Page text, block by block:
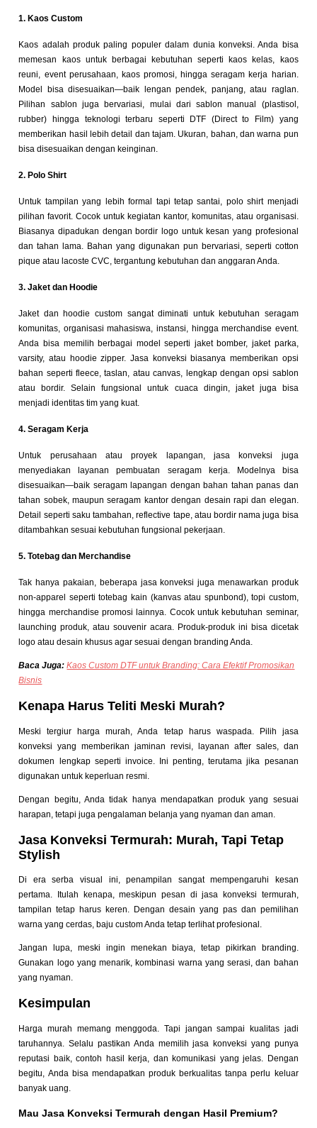
1. Kaos Custom
Kaos adalah produk paling populer dalam dunia konveksi. Anda bisa
memesan kaos untuk berbagai kebutuhan seperti kaos kelas, kaos
reuni, event perusahaan, kaos promosi, hingga seragam kerja harian.
Model bisa disesuaikan—baik lengan pendek, panjang, atau raglan.
Pilihan sablon juga bervariasi, mulai dari sablon manual (plastisol,
rubber) hingga teknologi terbaru seperti DTF (Direct to Film) yang
memberikan hasil lebih detail dan tajam. Ukuran, bahan, dan warna pun
bisa disesuaikan dengan keinginan.
2. Polo Shirt
Untuk tampilan yang lebih formal tapi tetap santai, polo shirt menjadi
pilihan favorit. Cocok untuk kegiatan kantor, komunitas, atau organisasi.
Biasanya dipadukan dengan bordir logo untuk kesan yang profesional
dan tahan lama. Bahan yang digunakan pun bervariasi, seperti cotton
pique atau lacoste CVC, tergantung kebutuhan dan anggaran Anda.
3. Jaket dan Hoodie
Jaket dan hoodie custom sangat diminati untuk kebutuhan seragam
komunitas, organisasi mahasiswa, instansi, hingga merchandise event.
Anda bisa memilih berbagai model seperti jaket bomber, jaket parka,
varsity, atau hoodie zipper. Jasa konveksi biasanya memberikan opsi
bahan seperti fleece, taslan, atau canvas, lengkap dengan opsi sablon
atau bordir. Selain fungsional untuk cuaca dingin, jaket juga bisa
menjadi identitas tim yang kuat.
4. Seragam Kerja
Untuk perusahaan atau proyek lapangan, jasa konveksi juga
menyediakan layanan pembuatan seragam kerja. Modelnya bisa
disesuaikan—baik seragam lapangan dengan bahan tahan panas dan
tahan sobek, maupun seragam kantor dengan desain rapi dan elegan.
Detail seperti saku tambahan, reflective tape, atau bordir nama juga bisa
ditambahkan sesuai kebutuhan fungsional pekerjaan.
5. Totebag dan Merchandise
Tak hanya pakaian, beberapa jasa konveksi juga menawarkan produk
non-apparel seperti totebag kain (kanvas atau spunbond), topi custom,
hingga merchandise promosi lainnya. Cocok untuk kebutuhan seminar,
launching produk, atau souvenir acara. Produk-produk ini bisa dicetak
logo atau desain khusus agar sesuai dengan branding Anda.
Baca Juga: Kaos Custom DTF untuk Branding: Cara Efektif Promosikan
Bisnis
Kenapa Harus Teliti Meski Murah?
Meski tergiur harga murah, Anda tetap harus waspada. Pilih jasa
konveksi yang memberikan jaminan revisi, layanan after sales, dan
dokumen lengkap seperti invoice. Ini penting, terutama jika pesanan
digunakan untuk keperluan resmi.
Dengan begitu, Anda tidak hanya mendapatkan produk yang sesuai
harapan, tetapi juga pengalaman belanja yang nyaman dan aman.
Jasa Konveksi Termurah: Murah, Tapi Tetap
Stylish
Di era serba visual ini, penampilan sangat mempengaruhi kesan
pertama. Itulah kenapa, meskipun pesan di jasa konveksi termurah,
tampilan tetap harus keren. Dengan desain yang pas dan pemilihan
warna yang cerdas, baju custom Anda tetap terlihat profesional.
Jangan lupa, meski ingin menekan biaya, tetap pikirkan branding.
Gunakan logo yang menarik, kombinasi warna yang serasi, dan bahan
yang nyaman.
Kesimpulan
Harga murah memang menggoda. Tapi jangan sampai kualitas jadi
taruhannya. Selalu pastikan Anda memilih jasa konveksi yang punya
reputasi baik, contoh hasil kerja, dan komunikasi yang jelas. Dengan
begitu, Anda bisa mendapatkan produk berkualitas tanpa perlu keluar
banyak uang.
Mau Jasa Konveksi Termurah dengan Hasil Premium?